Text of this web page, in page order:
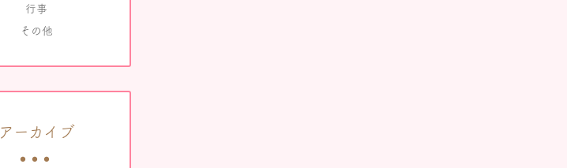
行事
その他
アーカイブ